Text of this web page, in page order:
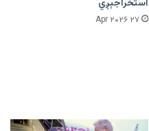
استخراجېږي
۲۷ Apr ۲۰۲۶